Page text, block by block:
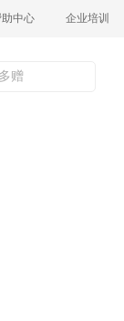
中心 企业培训